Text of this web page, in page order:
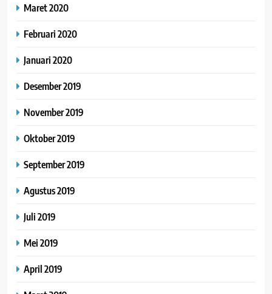
Maret 2020
Februari 2020
Januari 2020
Desember 2019
November 2019
Oktober 2019
September 2019
Agustus 2019
Juli 2019
Mei 2019
April 2019